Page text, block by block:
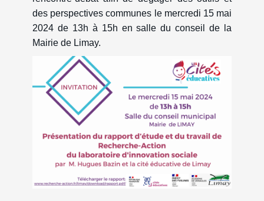
des perspectives communes le mercredi 15 mai
2024 de 13h à 15h en salle du conseil de la
Mairie de Limay.